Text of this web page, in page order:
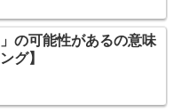
の可能性があるの意味
グ】